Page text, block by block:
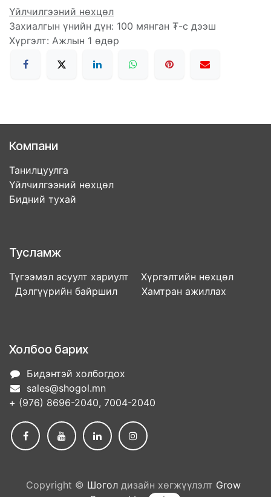
Үйлчилгээний нөхцөл
Захиалгын үнийн дүн: 100 мянган ₮-с дээш
Хүргэлт: Ажлын 1 өдөр
Компани
Танилцуулга
Үйлчилгээний нөхцөл
Бидний тухай
Тусламж
Түгээмэл асуулт хариулт Хүргэлтийн нөхцөл
Дэлгүүрийн байршил Хамтран ажиллах
Холбоо барих
Бидэнтэй холбогдох
sales@shogol.mn
+ (976) 8696-2040, 7004-2040
Copyright © Шоголдизайн хөгжүүлэлт Grow